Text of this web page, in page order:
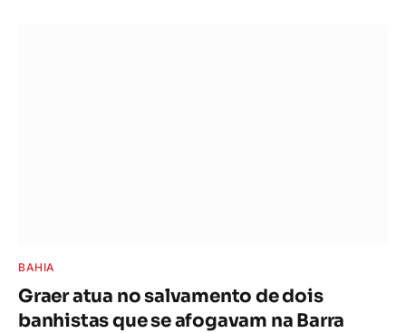
BAHIA
Graer atua no salvamento de dois
banhistas que se afogavam na Barra